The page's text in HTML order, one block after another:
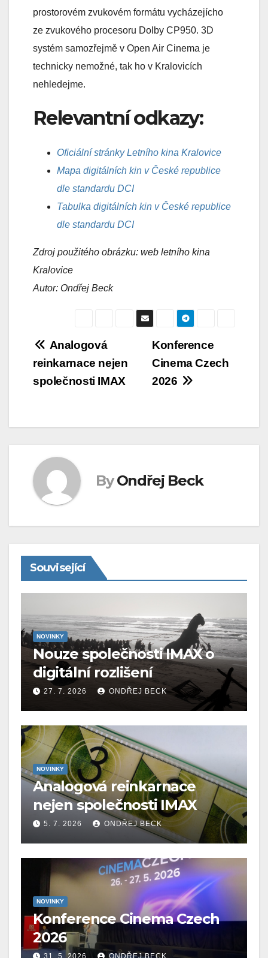
prostorovém zvukovém formátu vycházejícho
ze zvukového procesoru Dolby CP950. 3D
systém samozřejmě v Open Air Cinema je
technicky nemožné, tak ho v Kralovicích
nehledejme.
Relevantní odkazy:
Oficiální stránky Letního kina Kralovice
Mapa digitálních kin v České republice
dle standardu DCI
Tabulka digitálních kin v České republice
dle standardu DCI
Zdroj použitého obrázku: web letního kina
Kralovice
Autor: Ondřej Beck
Navigace
pro
Konference
Cinema Czech
2026
Analogová
reinkarnace nejen
společnosti IMAX
By Ondřej Beck
Související
NOVINKY
Nouze společnosti IMAX o
digitální rozlišení
27. 7. 2026 ONDŘEJ BECK
NOVINKY
Analogová reinkarnace
nejen společnosti IMAX
5. 7. 2026 ONDŘEJ BECK
NOVINKY
Konference Cinema Czech
2026
31. 5. 2026 ONDŘEJ BECK